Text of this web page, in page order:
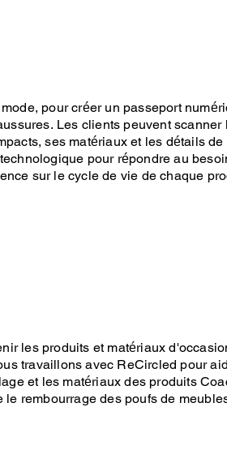
pour créer un passeport
Les clients peuvent scanner
ses matériaux et les détails de
pour répondre au
sur le cycle de vie de chaque
les produits et matériaux
travaillons avec ReCircled pour
et les matériaux des produits
rembourrage des poufs de